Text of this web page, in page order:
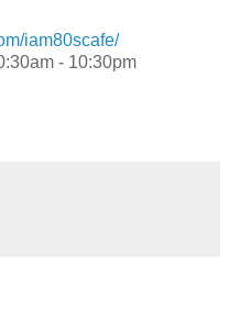
iam80scafe/
- 10:30pm